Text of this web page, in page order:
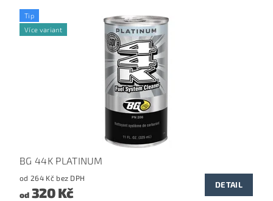
Tip
Více variant
BG 44K PLATINUM
od 264 Kč bez DPH
od320 Kč DETAIL